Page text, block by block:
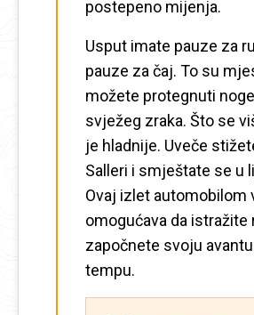
postepeno mijenja.
Usput imate pauze za
pauze za čaj. To su
možete protegnuti
svježeg zraka. Što se
je hladnije. Uveče
Salleri i smještate se u
Ovaj izlet automobilom
omogućava da istražite
započnete svoju
tempu.